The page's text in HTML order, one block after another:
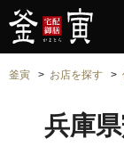
釜寅 お店を探す
兵庫